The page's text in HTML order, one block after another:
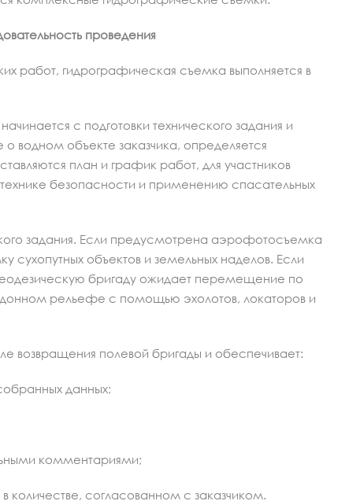
проведения
работ, гидрографическая съемка выполняется в
с подготовки технического задания и
водном объекте заказчика, определяется
план и график работ, для участников
безопасности и применению спасательных
задания. Если предусмотрена аэрофотосъемка
сухопутных объектов и земельных наделов. Если
бригаду ожидает перемещение по
рельефе с помощью эхолотов, локаторов и
возвращения полевой бригады и обеспечивает:
данных;
комментариями;
согласованном с заказчиком.